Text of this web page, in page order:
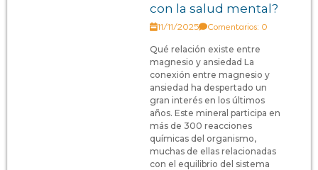
con la salud mental?
11/11/2025 Comentarios: 0
Qué relación existe entre
magnesio y ansiedad La
conexión entre magnesio y
ansiedad ha despertado un
gran interés en los últimos
años. Este mineral participa en
más de 300 reacciones
químicas del organismo,
muchas de ellas relacionadas
con el equilibrio del sistema